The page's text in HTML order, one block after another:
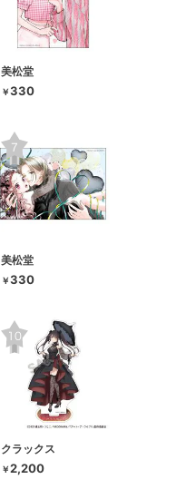
美松堂
￥330
美松堂
￥330
クラックス
￥2,200